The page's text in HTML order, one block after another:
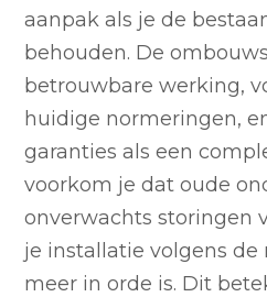
aanpak als je de
behouden. De
betrouwbare werking,
huidige normeringen,
garanties als een
voorkom je dat oude
onverwachts storingen
je installatie volgens
meer in orde is. Dit